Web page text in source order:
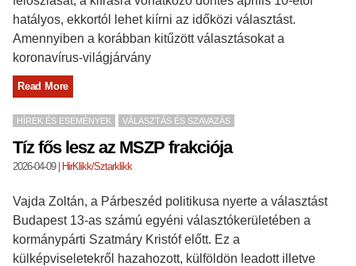
hatályos, ekkortól lehet kiírni az időközi választást.
Amennyiben a korábban kitűzött választásokat a
koronavírus-világjárvány
Read More
HÍREK ÉS ESEMÉNYEK VÁLASZTÁS ÉS SZAVAZÁS
Tíz fős lesz az MSZP frakciója
2026-04-09| HirKlikk/Sztarklikk
Vajda Zoltán, a Párbeszéd politikusa nyerte a választást
Budapest 13-as számú egyéni választókerületében a
kormánypárti Szatmáry Kristóf előtt. Ez a
külképviseletekről hazahozott, külföldön leadott illetve